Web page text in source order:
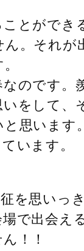
とができ
。それが
のです。
をして、
思います
います。
を思いっ
で出会え
！！